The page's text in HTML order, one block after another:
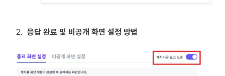
2. 응답 완료 및 비공개 화면 설정 방법